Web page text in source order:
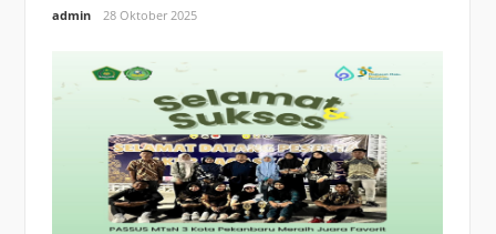
admin 28 Oktober 2025